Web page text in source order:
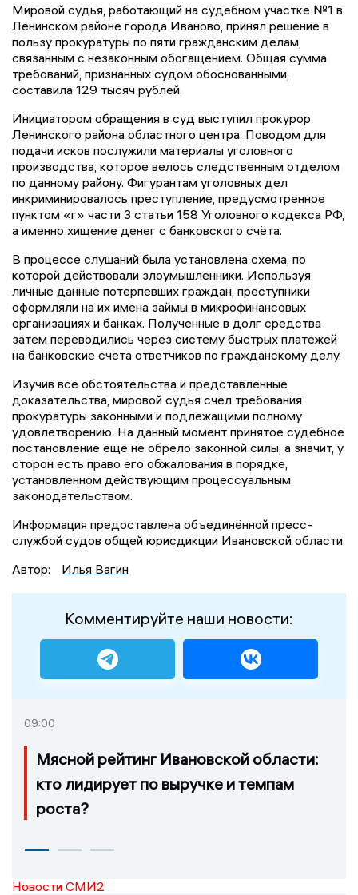
Мировой судья, работающий на судебном участке №1 в
Ленинском районе города Иваново, принял решение в
пользу прокуратуры по пяти гражданским делам,
связанным с незаконным обогащением. Общая сумма
требований, признанных судом обоснованными,
составила 129 тысяч рублей.
Инициатором обращения в суд выступил прокурор
Ленинского района областного центра. Поводом для
подачи исков послужили материалы уголовного
производства, которое велось следственным отделом
по данному району. Фигурантам уголовных дел
инкриминировалось преступление, предусмотренное
пунктом «г» части 3 статьи 158 Уголовного кодекса РФ,
а именно хищение денег с банковского счёта.
В процессе слушаний была установлена схема, по
которой действовали злоумышленники. Используя
личные данные потерпевших граждан, преступники
оформляли на их имена займы в микрофинансовых
организациях и банках. Полученные в долг средства
затем переводились через систему быстрых платежей
на банковские счета ответчиков по гражданскому делу.
Изучив все обстоятельства и представленные
доказательства, мировой судья счёл требования
прокуратуры законными и подлежащими полному
удовлетворению. На данный момент принятое судебное
постановление ещё не обрело законной силы, а значит, у
сторон есть право его обжалования в порядке,
установленном действующим процессуальным
законодательством.
Информация предоставлена объединённой пресс-
службой судов общей юрисдикции Ивановской области.
Автор:
Илья Вагин
Комментируйте наши новости:
09:00
Мясной рейтинг Ивановской области:
кто лидирует по выручке и темпам
роста?
Новости СМИ2